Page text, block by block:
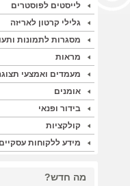
לייסטים לפוסטרים
גלילי קרטון לאריזה
מסגרות לתמונות
מראות
מעמדים ואמצעי
אומנים
בידור ופנאי
קולקציות
מידע ללקוחות עסקיים
מה חדש?